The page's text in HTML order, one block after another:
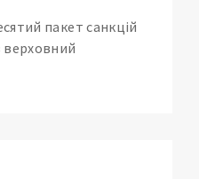
пакет санкцій
верховний